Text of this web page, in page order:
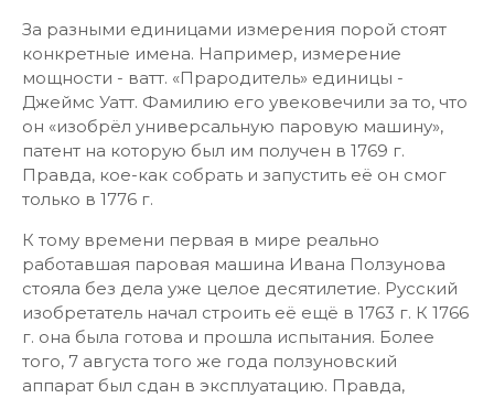
За разными единицами измерения порой стоят
конкретные имена. Например, измерение
мощности - ватт. «Прародитель» единицы -
Джеймс Уатт. Фамилию его увековечили за то, что
он «изобрёл универсальную паровую машину»,
патент на которую был им получен в 1769 г.
Правда, кое-как собрать и запустить её он смог
только в 1776 г.
К тому времени первая в мире реально
работавшая паровая машина Ивана Ползунова
стояла без дела уже целое десятилетие. Русский
изобретатель начал строить её ещё в 1763 г. К 1766
г. она была готова и прошла испытания. Более
того, 7 августа того же года ползуновский
аппарат был сдан в эксплуатацию. Правда,